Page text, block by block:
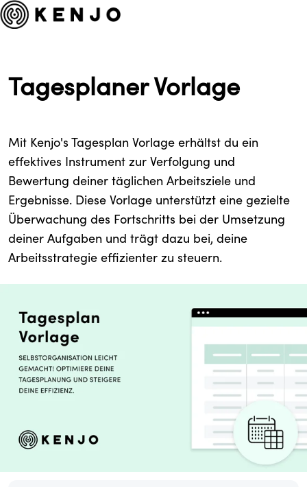
Tagesplaner Vorlage
Mit Kenjo's Tagesplan Vorlage erhältst du ein
effektives Instrument zur Verfolgung und
Bewertung deiner täglichen Arbeitsziele und
Ergebnisse. Diese Vorlage unterstützt eine gezielte
Überwachung des Fortschritts bei der Umsetzung
deiner Aufgaben und trägt dazu bei, deine
Arbeitsstrategie effizienter zu steuern.